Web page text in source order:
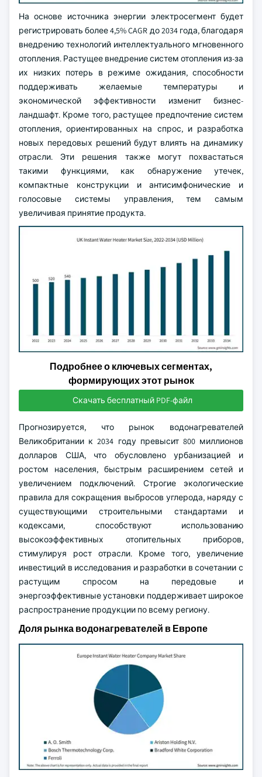
На основе источника энергии электросегмент будет
регистрировать более 4,5% CAGR до 2034 года, благодаря
внедрению технологий интеллектуального мгновенного
отопления. Растущее внедрение систем отопления из-за
их низких потерь в режиме ожидания, способности
поддерживать желаемые температуры и
экономической эффективности изменит бизнес-
ландшафт. Кроме того, растущее предпочтение систем
отопления, ориентированных на спрос, и разработка
новых передовых решений будут влиять на динамику
отрасли. Эти решения также могут похвастаться
такими функциями, как обнаружение утечек,
компактные конструкции и антисимфонические и
голосовые системы управления, тем самым
увеличивая принятие продукта.
Подробнее о ключевых сегментах,
формирующих этот рынок
Скачать бесплатный PDF-файл
Прогнозируется, что рынок водонагревателей
Великобритании к 2034 году превысит 800 миллионов
долларов США, что обусловлено урбанизацией и
ростом населения, быстрым расширением сетей и
увеличением подключений. Строгие экологические
правила для сокращения выбросов углерода, наряду с
существующими строительными стандартами и
кодексами, способствуют использованию
высокоэффективных отопительных приборов,
стимулируя рост отрасли. Кроме того, увеличение
инвестиций в исследования и разработки в сочетании с
растущим спросом на передовые и
энергоэффективные установки поддерживает широкое
распространение продукции по всему региону.
Доля рынка водонагревателей в Европе